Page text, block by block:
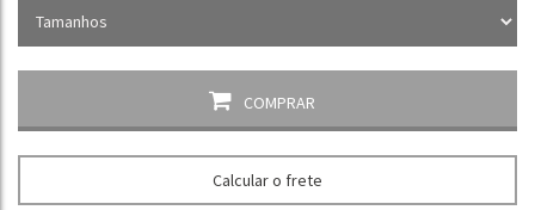
COMPRAR
Calcular o frete